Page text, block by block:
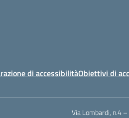
di accessibilitàObiettivi di
Via Lombardi, n.4